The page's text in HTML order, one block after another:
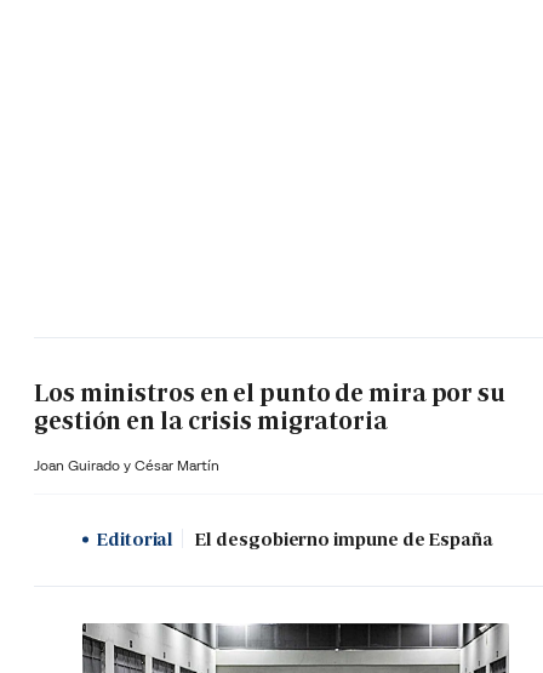
Los ministros en el punto de mira por su
gestión en la crisis migratoria
Joan Guirado y César Martín
Editorial El desgobierno impune de España